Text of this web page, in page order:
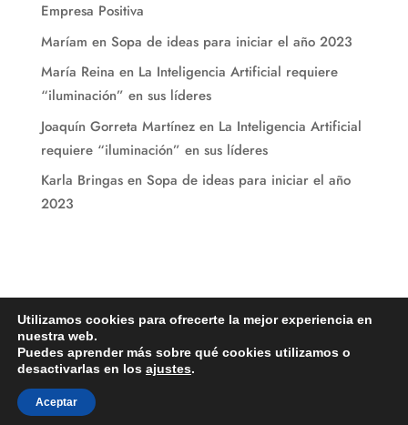
Empresa Positiva
Maríam en Sopa de ideas para iniciar el año 2023
María Reina en La Inteligencia Artificial requiere
“iluminación” en sus líderes
Joaquín Gorreta Martínezen La Inteligencia Artificial
requiere “iluminación” en sus líderes
Karla Bringasen Sopa de ideas para iniciar el año
2023
Utilizamos cookies para ofrecerte la mejor experiencia en
nuestra web.
Puedes aprender más sobre qué cookies utilizamos o
desactivarlas en los ajustes.
Aceptar